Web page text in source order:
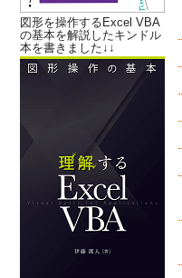
図形を操作するExcel VBA
の基本を解説したキンドル
本を書きました↓↓